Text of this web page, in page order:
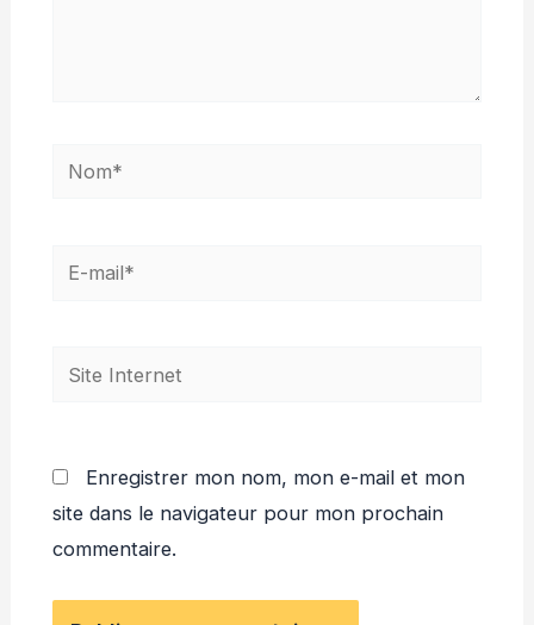
Nom*
E-
Site
Enregistrer mon nom, mon e-mail et mon
site dans le navigateur pour mon prochain
commentaire.